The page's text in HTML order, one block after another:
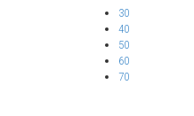
30
40
50
60
70